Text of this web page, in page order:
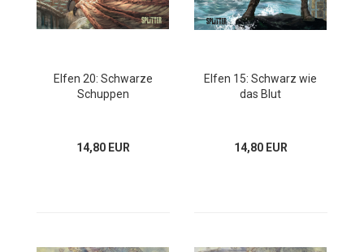
Elfen 20: Schwarze
Schuppen
14,80 EUR
Elfen 15: Schwarz wie
das Blut
14,80 EUR